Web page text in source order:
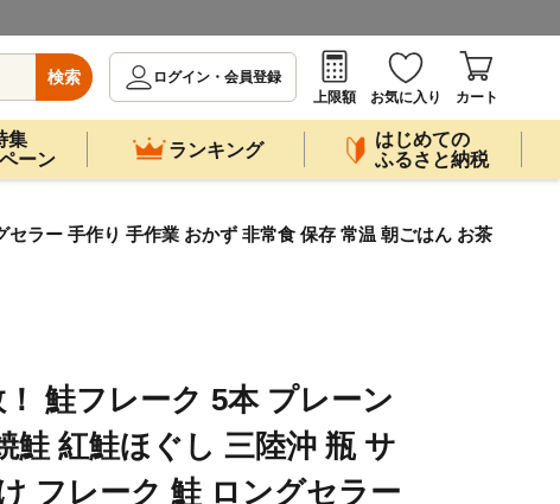
検索
ログイン・会員登録
上限額
お気に入り カート
集
ーン
ランキング
はじめての
ふるさと納税
ラー 手作り 手作業 おかず 非常食 保存 常温 朝ごはん お茶
鮭フレーク 5本 プレーン
鮭 紅鮭ほぐし 三陸沖 瓶 サ
フレーク 鮭 ロングセラー